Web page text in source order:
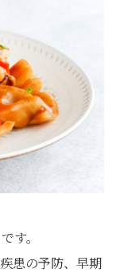
す。
患の予防、早期